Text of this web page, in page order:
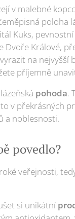
v malebné
Kuks,
Dvoře Králové,
na nejvyšší
příjemně
pohoda.
v překrásných
a noblesnosti.
povedlo?
veřejnosti,
si unikátní